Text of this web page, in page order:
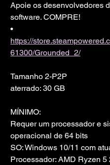
Apoie os desenvolvedores
software. COMPRE!
•
https://
61300/Grounded_2/
Tamanho 2-P2P
aterrado: 30 GB
MÍNIMO:
Requer um processador e
operacional de 64 bits
SO: Windows 10/11 com
Processador: AMD Ryzen 5